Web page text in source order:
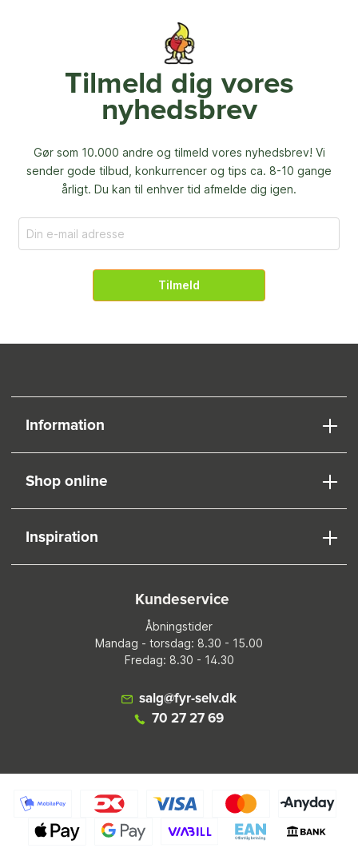
Tilmeld dig vores
nyhedsbrev
Gør som 10.000 andre og tilmeld vores nyhedsbrev! Vi
sender gode tilbud, konkurrencer og tips ca. 8-10 gange
årligt. Du kan til enhver tid afmelde dig igen.
Tilmeld
Information
Shop online
Inspiration
Kundeservice
Åbningstider
Mandag - torsdag: 8.30 - 15.00
Fredag: 8.30 - 14.30
salg@fyr-selv.dk
70 27 27 69